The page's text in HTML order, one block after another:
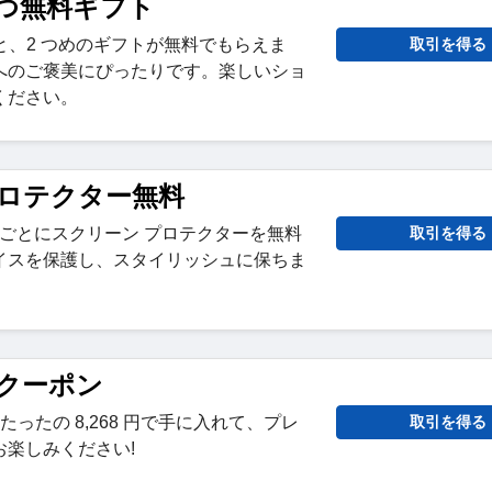
無料ギフト
、2 つめのギフトが無料でもらえま
ご褒美にぴったりです。楽しいショ
さい。
取引を得る
テクター無料
とにスクリーン プロテクターを無料
を保護し、スタイリッシュに保ちま
取引を得る
ーポン
ったの 8,268 円で手に入れて、プレ
楽しみください!
取引を得る